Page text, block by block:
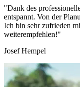
"Dank des
entspannt. Von der
Ich bin sehr zufrieden
weiterempfehlen!"
Josef Hempel